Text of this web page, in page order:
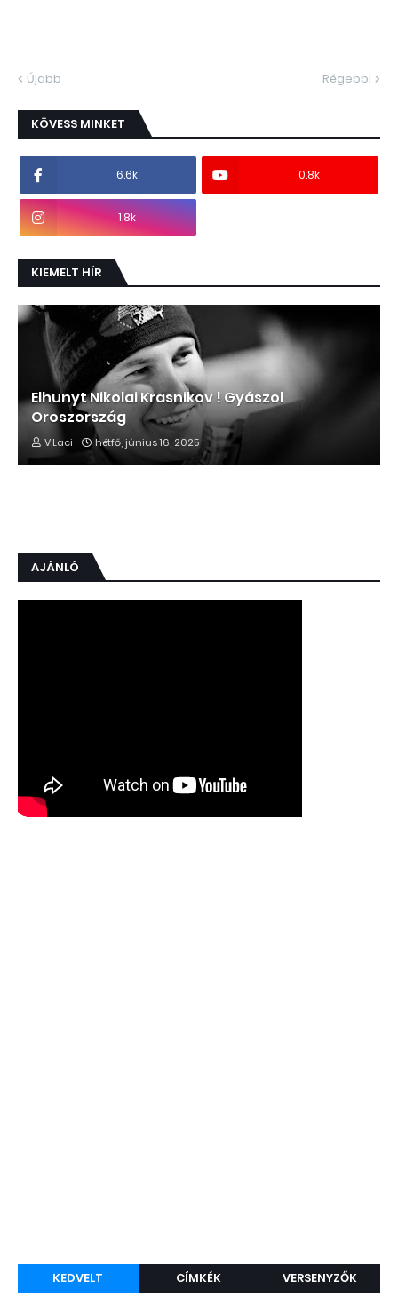
Újabb Régebbi
KÖVESS MINKET
6.6k 0.8k
1.8k
KIEMELT HÍR
Elhunyt Nikolai Krasnikov ! Gyászol
Oroszország
V.Laci hétfő, június 16, 2025
AJÁNLÓ
KEDVELT CÍMKÉK VERSENYZŐK